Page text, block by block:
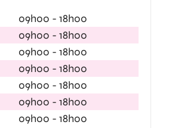
09h00 - 18h00
09h00 - 18h00
09h00 - 18h00
09h00 - 18h00
09h00 - 18h00
09h00 - 18h00
09h00 - 18h00